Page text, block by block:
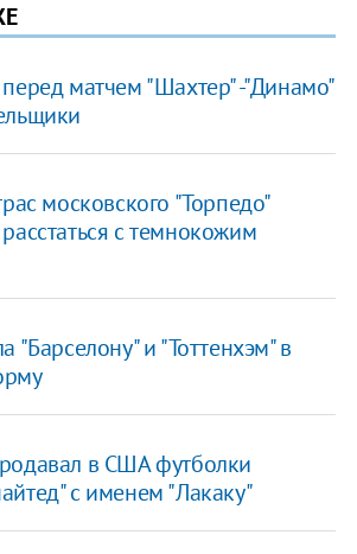
матчем "Шахтер" -"Динамо"
московского "Торпедо"
с темнокожим
"Барселону" и "Тоттенхэм" в
в США футболки
с именем "Лакаку"